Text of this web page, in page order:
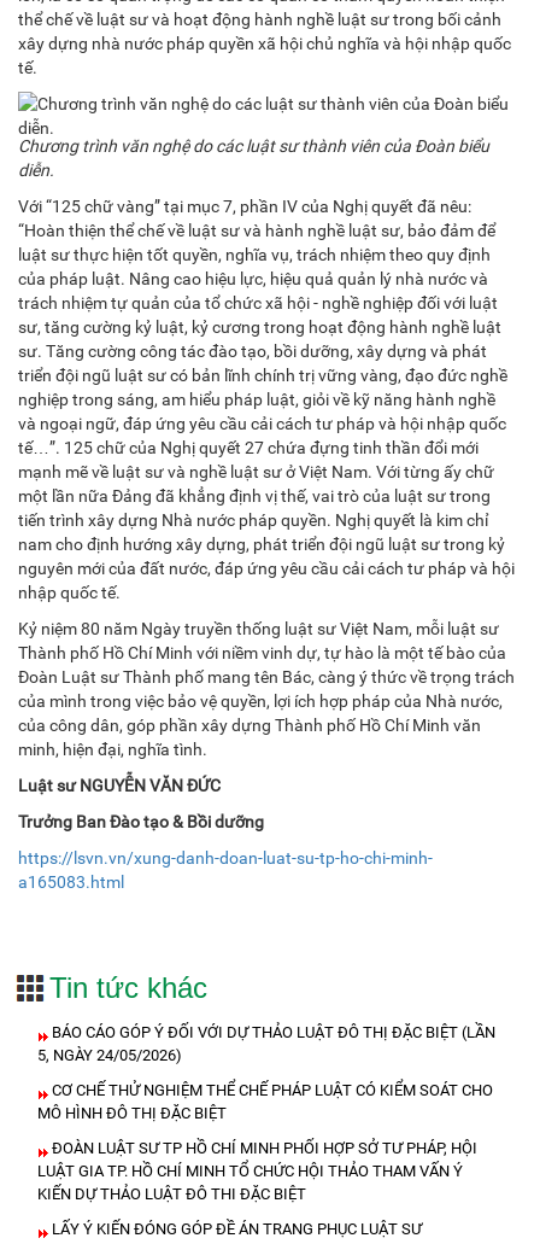
thể chế về luật sư và hoạt động hành nghề luật sư trong bối cảnh
xây dựng nhà nước pháp quyền xã hội chủ nghĩa và hội nhập quốc
tế.
Chương trình văn nghệ do các luật sư thành viên của Đoàn biểu
diễn.
Với “125 chữ vàng” tại mục 7, phần IV của Nghị quyết đã nêu:
“Hoàn thiện thể chế về luật sư và hành nghề luật sư, bảo đảm để
luật sư thực hiện tốt quyền, nghĩa vụ, trách nhiệm theo quy định
của pháp luật. Nâng cao hiệu lực, hiệu quả quản lý nhà nước và
trách nhiệm tự quản của tổ chức xã hội - nghề nghiệp đối với luật
sư, tăng cường kỷ luật, kỷ cương trong hoạt động hành nghề luật
sư. Tăng cường công tác đào tạo, bồi dưỡng, xây dựng và phát
triển đội ngũ luật sư có bản lĩnh chính trị vững vàng, đạo đức nghề
nghiệp trong sáng, am hiểu pháp luật, giỏi về kỹ năng hành nghề
và ngoại ngữ, đáp ứng yêu cầu cải cách tư pháp và hội nhập quốc
tế…”. 125 chữ của Nghị quyết 27 chứa đựng tinh thần đổi mới
mạnh mẽ về luật sư và nghề luật sư ở Việt Nam. Với từng ấy chữ
một lần nữa Đảng đã khẳng định vị thế, vai trò của luật sư trong
tiến trình xây dựng Nhà nước pháp quyền. Nghị quyết là kim chỉ
nam cho định hướng xây dựng, phát triển đội ngũ luật sư trong kỷ
nguyên mới của đất nước, đáp ứng yêu cầu cải cách tư pháp và hội
nhập quốc tế.
Kỷ niệm 80 năm Ngày truyền thống luật sư Việt Nam, mỗi luật sư
Thành phố Hồ Chí Minh với niềm vinh dự, tự hào là một tế bào của
Đoàn Luật sư Thành phố mang tên Bác, càng ý thức về trọng trách
của mình trong việc bảo vệ quyền, lợi ích hợp pháp của Nhà nước,
của công dân, góp phần xây dựng Thành phố Hồ Chí Minh văn
minh, hiện đại, nghĩa tình.
Luật sư NGUYỄN VĂN ĐỨC
Trưởng Ban Đào tạo & Bồi dưỡng
https://lsvn.vn/xung-danh-doan-luat-su-tp-ho-chi-minh-
a165083.html
Tin tức khác
BÁO CÁO GÓP Ý ĐỐI VỚI DỰ THẢO LUẬT ĐÔ THỊ ĐẶC BIỆT (LẦN
5, NGÀY 24/05/2026)
CƠ CHẾ THỬ NGHIỆM THỂ CHẾ PHÁP LUẬT CÓ KIỂM SOÁT CHO
MÔ HÌNH ĐÔ THỊ ĐẶC BIỆT
ĐOÀN LUẬT SƯ TP HỒ CHÍ MINH PHỐI HỢP SỞ TƯ PHÁP, HỘI
LUẬT GIA TP. HỒ CHÍ MINH TỔ CHỨC HỘI THẢO THAM VẤN Ý
KIẾN DỰ THẢO LUẬT ĐÔ THI ĐẶC BIỆT
LẤY Ý KIẾN ĐÓNG GÓP ĐỀ ÁN TRANG PHỤC LUẬT SƯ